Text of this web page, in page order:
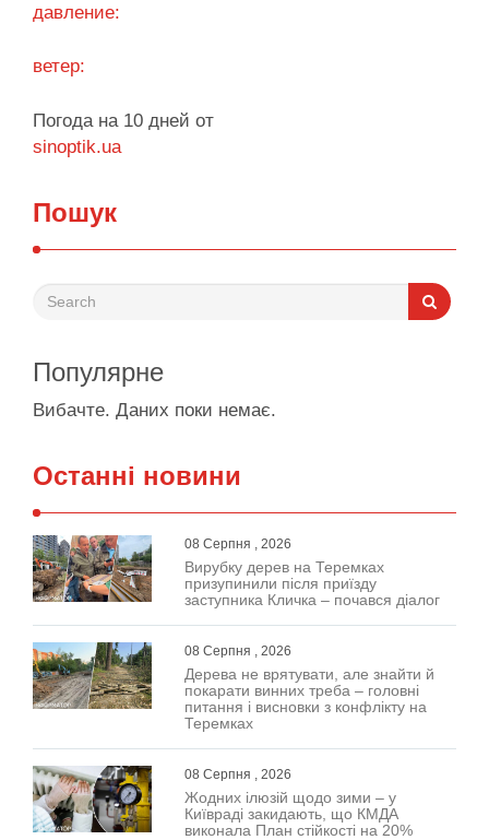
давление:
ветер:
Погода на 10 дней от
sinoptik.ua
Пошук
Популярне
Вибачте. Даних поки немає.
Останні новини
08 Серпня , 2026
Вирубку дерев на Теремках
призупинили після приїзду
заступника Кличка – почався діалог
08 Серпня , 2026
Дерева не врятувати, але знайти й
покарати винних треба – головні
питання і висновки з конфлікту на
Теремках
08 Серпня , 2026
Жодних ілюзій щодо зими – у
Київраді закидають, що КМДА
виконала План стійкості на 20%